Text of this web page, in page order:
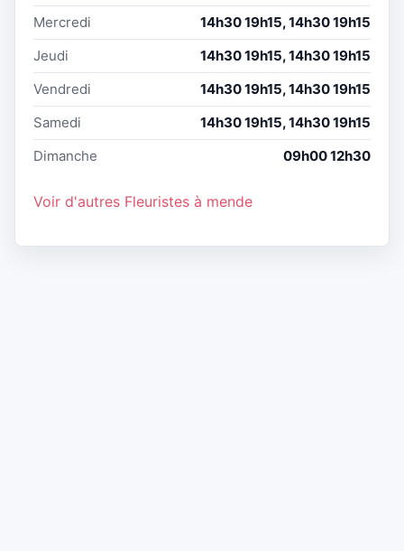
Mercredi
14h30 19h15, 14h30 19h15
Jeudi
14h30 19h15, 14h30 19h15
Vendredi
14h30 19h15, 14h30 19h15
Samedi
14h30 19h15, 14h30 19h15
Dimanche
09h00 12h30
Voir d'autres Fleuristes à mende